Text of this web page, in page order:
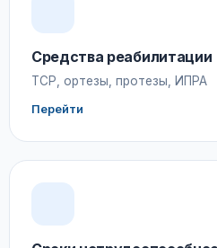
Средства реабилитации
ТСР, ортезы, протезы, ИПРА
Перейти